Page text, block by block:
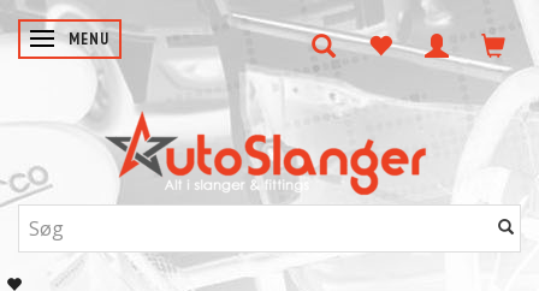
SKIFTE NAVIGATION
MENU